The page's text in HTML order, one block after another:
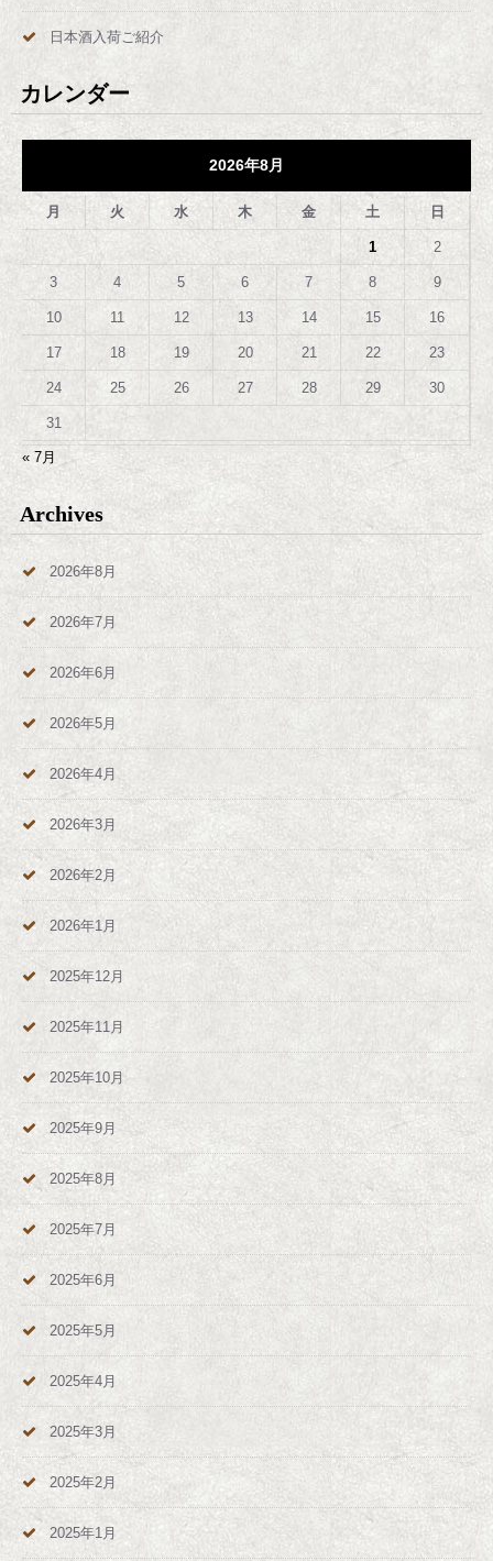
日本酒入荷ご紹介
カレンダー
2026年8月
月 火 水 木 金 土 日
1 2
3 4 5 6 7 8 9
10 11 12 13 14 15 16
17 18 19 20 21 22 23
24 25 26 27 28 29 30
31
« 7月
Archives
2026年8月
2026年7月
2026年6月
2026年5月
2026年4月
2026年3月
2026年2月
2026年1月
2025年12月
2025年11月
2025年10月
2025年9月
2025年8月
2025年7月
2025年6月
2025年5月
2025年4月
2025年3月
2025年2月
2025年1月